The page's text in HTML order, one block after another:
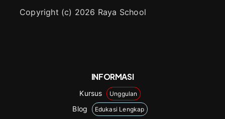
Copyright (c) 2026 Raya School
INFORMASI
Kursus Unggulan
Blog Edukasi Lengkap